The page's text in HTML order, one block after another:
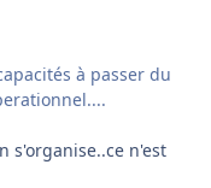
à passer du
s'organise..ce n'est